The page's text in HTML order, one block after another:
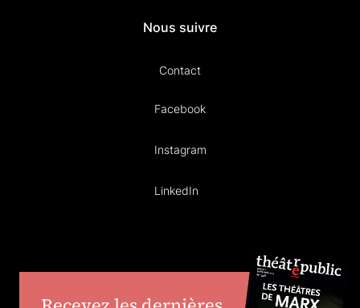
Nous suivre
Contact
Facebook
Instagram
LinkedIn